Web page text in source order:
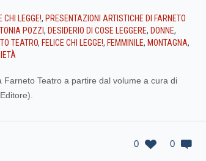
CHI LEGGE!, PRESENTAZIONI ARTISTICHE DI FARNETO
POZZI , DESIDERIO DI COSE LEGGERE, DONNE,
TEATRO, FELICE CHI LEGGE!, FEMMINILE, MONTAGNA,
Farneto Teatro a partire dal volume a cura di
0 0